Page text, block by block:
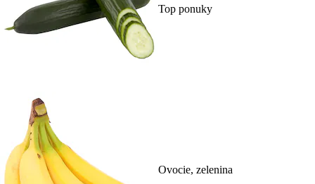
Top ponuky
Ovocie, zelenina